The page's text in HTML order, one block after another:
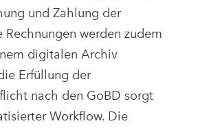
und Zahlung der
Rechnungen werden zudem
digitalen Archiv
Erfüllung der
nach den GoBD sorgt
Workflow. Die